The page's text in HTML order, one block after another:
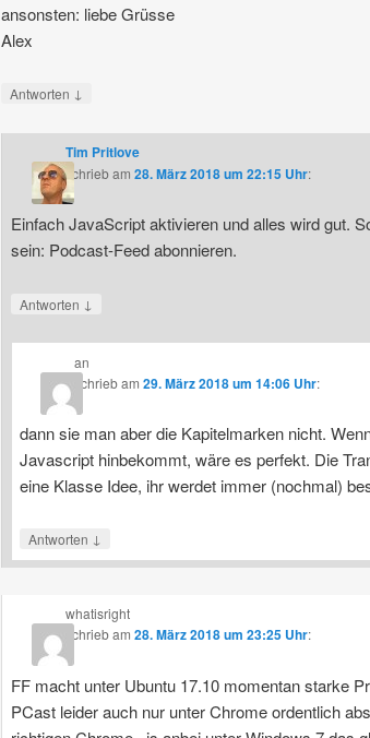
ansonsten: liebe Grüsse
Alex
Antworten ↓
Tim Pritlove
schriebam 28. März 2018 um 22:15 Uhr:
Einfach JavaScript aktivieren und alles wird gut.
sein: Podcast-Feed abonnieren.
Antworten ↓
an
schriebam29. März 2018 um 14:06 Uhr:
dann sie man aber die Kapitelmarken nicht.
Javascript hinbekommt, wäre es perfekt. Die
eine Klasse Idee, ihr werdet immer (nochmal)
Antworten ↓
whatisright
schriebam 28. März 2018 um 23:25 Uhr:
FF macht unter Ubuntu 17.10 momentan starke
PCast leider auch nur unter Chrome ordentlich